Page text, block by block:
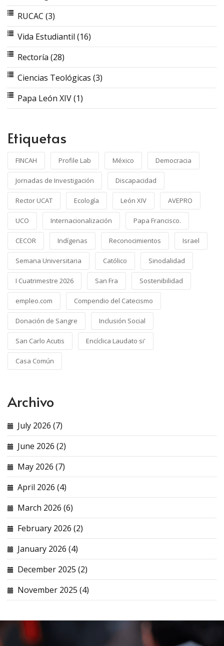
RUCAC (3)
Vida Estudiantil (16)
Rectoría (28)
Ciencias Teológicas (3)
Papa León XIV(1)
Etiquetas
FINCAH Profile Lab México Democracia
Jornadas de Investigación Discapacidad
Rector UCAT Ecología León XIV AVEPRO
UCO Internacionalización Papa Francisco.
CECOR Indígenas Reconocimientos Israel
Semana Universitaria Católico Sinodalidad
I Cuatrimestre 2026 San Fra Sostenibilidad
empleo.com Compendio del Catecismo
Donación de Sangre Inclusión Social
San Carlo Acutis Encíclica Laudato si'
Casa Común
Archivo
July 2026 (7)
June 2026 (2)
May 2026 (7)
April 2026 (4)
March 2026 (6)
February 2026 (2)
January 2026 (4)
December 2025 (2)
November 2025 (4)